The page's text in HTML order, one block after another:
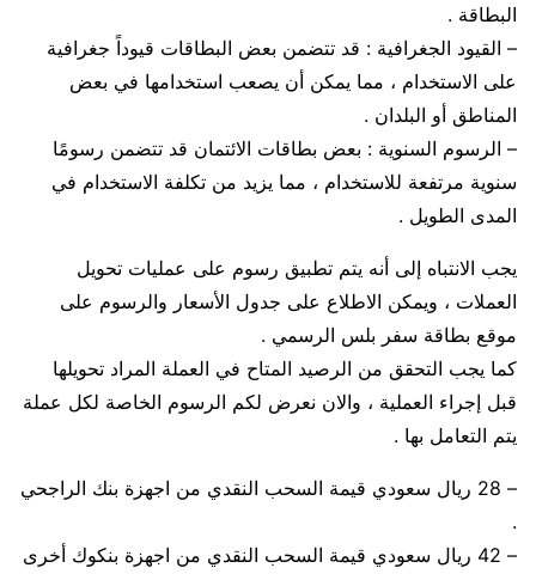
البطاقة .
– القيود الجغرافية : قد تتضمن بعض البطاقات قيوداً جغرافية
على الاستخدام ، مما يمكن أن يصعب استخدامها في بعض
المناطق أو البلدان .
– الرسوم السنوية : بعض بطاقات الائتمان قد تتضمن رسومًا
سنوية مرتفعة للاستخدام ، مما يزيد من تكلفة الاستخدام في
المدى الطويل .
يجب الانتباه إلى أنه يتم تطبيق رسوم على عمليات تحويل
العملات ، ويمكن الاطلاع على جدول الأسعار والرسوم على
موقع بطاقة سفر بلس الرسمي .
كما يجب التحقق من الرصيد المتاح في العملة المراد تحويلها
قبل إجراء العملية ، والان نعرض لكم الرسوم الخاصة لكل عملة
يتم التعامل بها .
– 28 ريال سعودي قيمة السحب النقدي من اجهزة بنك الراجحي
.
– 42 ريال سعودي قيمة السحب النقدي من اجهزة بنكوك أخرى